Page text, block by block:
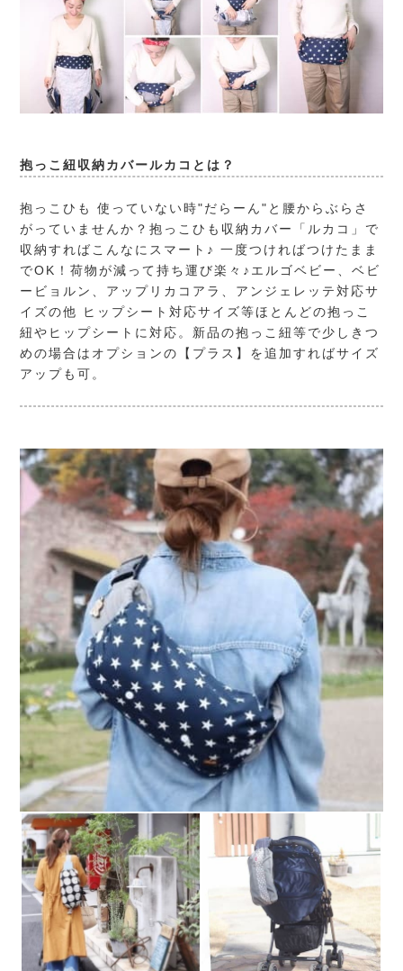
抱っこ紐収納カバールカコとは？
抱っこひも 使っていない時"だらーん"と腰からぶらさ
がっていませんか？抱っこひも収納カバー「ルカコ」で
収納すればこんなにスマート♪ 一度つければつけたまま
でOK！荷物が減って持ち運び楽々♪エルゴベビー、ベビ
ービョルン、アップリカコアラ、アンジェレッテ対応サ
イズの他 ヒップシート対応サイズ等ほとんどの抱っこ
紐やヒップシートに対応。新品の抱っこ紐等で少しきつ
めの場合はオプションの【プラス】を追加すればサイズ
アップも可。